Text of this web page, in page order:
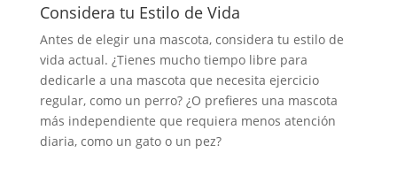
Considera tu Estilo de Vida
Antes de elegir una mascota, considera tu estilo de
vida actual. ¿Tienes mucho tiempo libre para
dedicarle a una mascota que necesita ejercicio
regular, como un perro? ¿O prefieres una mascota
más independiente que requiera menos atención
diaria, como un gato o un pez?